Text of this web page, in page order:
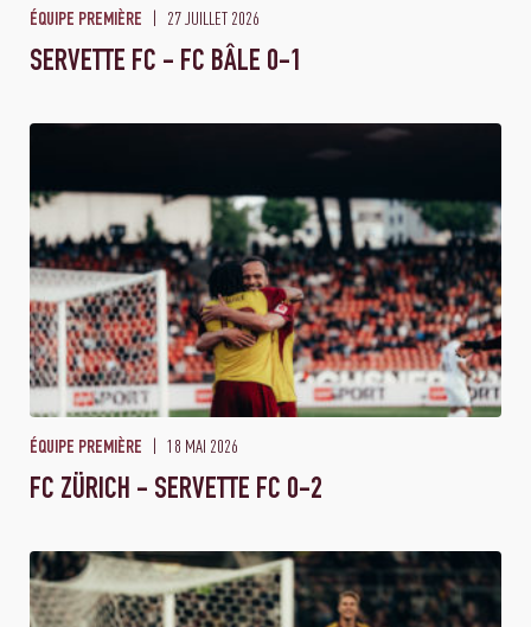
ÉQUIPE PREMIÈRE 27 JUILLET 2026
SERVETTE FC - FC BÂLE 0-1
ÉQUIPE PREMIÈRE 18 MAI 2026
FC ZÜRICH - SERVETTE FC 0-2